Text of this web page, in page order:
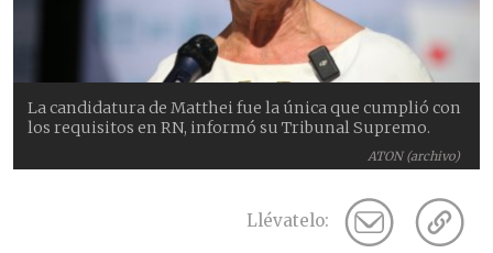
ATON (archivo)
La candidatura de Matthei fue la única que cumplió con
los requisitos en RN, informó su Tribunal Supremo.
Llévatelo: